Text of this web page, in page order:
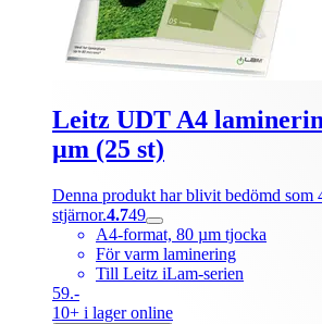
Leitz UDT A4
µm (25 st)
Denna produkt har blivit bedömd som
stjärnor.4.749
A4-format, 80 µm tjocka
För varm laminering
Till Leitz iLam-serien
59.-
10+ i lager online